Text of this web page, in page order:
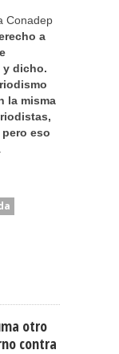
Conadep
a
y dicho.
la misma
eso
otro
contra